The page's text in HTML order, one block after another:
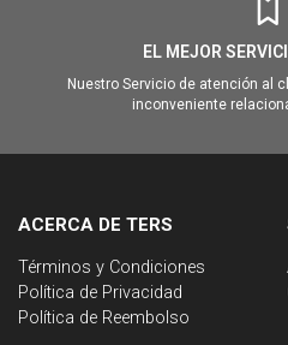
EL MEJOR
Nuestro Servicio de atención al
inconveniente
ACERCA DE TERS
Términos y Condiciones
Política de Privacidad
Política de Reembolso